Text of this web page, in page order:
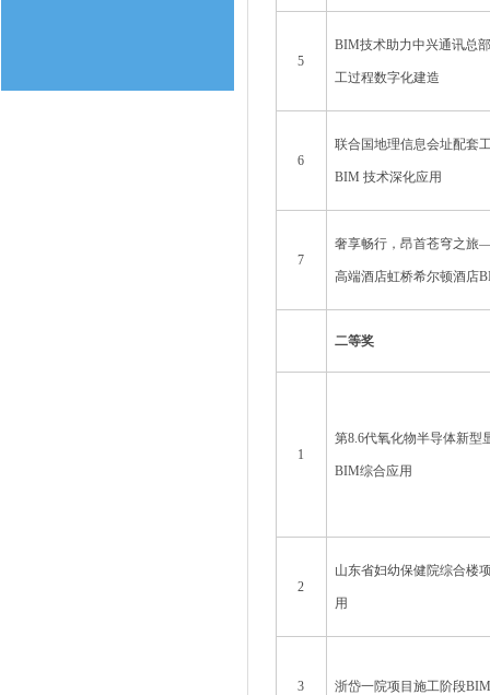
5
BIM技术助力中兴通讯总
工过程数字化建造
6
联合国地理信息会址配套
BIM 技术深化应用
7
奢享畅行，昂首苍穹之
高端酒店虹桥希尔顿酒店
二等奖
1
第8.6代氧化物半导体新型
BIM综合应用
2
山东省妇幼保健院综合楼
用
3 浙岱一院项目施工阶段